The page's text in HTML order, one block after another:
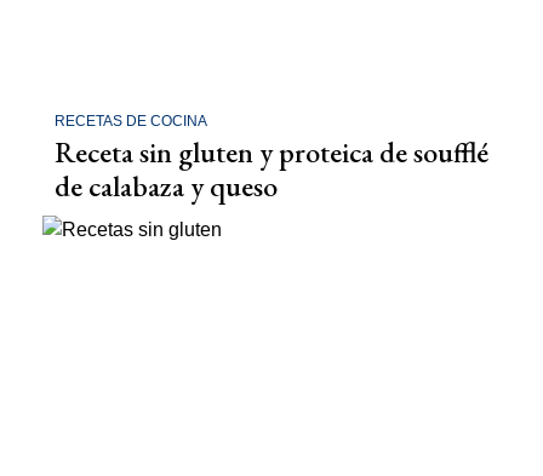
RECETAS DE COCINA
Receta sin gluten y proteica de soufflé
de calabaza y queso